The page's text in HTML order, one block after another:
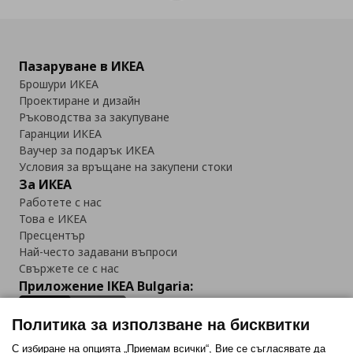
Пазаруване в ИКЕА
Брошури ИКЕА
Проектиране и дизайн
Ръководства за закупуване
Гаранции ИКЕА
Ваучер за подарък ИКЕА
Условия за връщане на закупени стоки
За ИКЕА
Работете с нас
Това е ИКЕА
Пресцентър
Най-често задавани въпроси
Свържете се с нас
Приложение IKEA Bulgaria:
Политика за използване на бисквитки
С избиране на опцията „Приемам всички“, Вие се съгласявате да